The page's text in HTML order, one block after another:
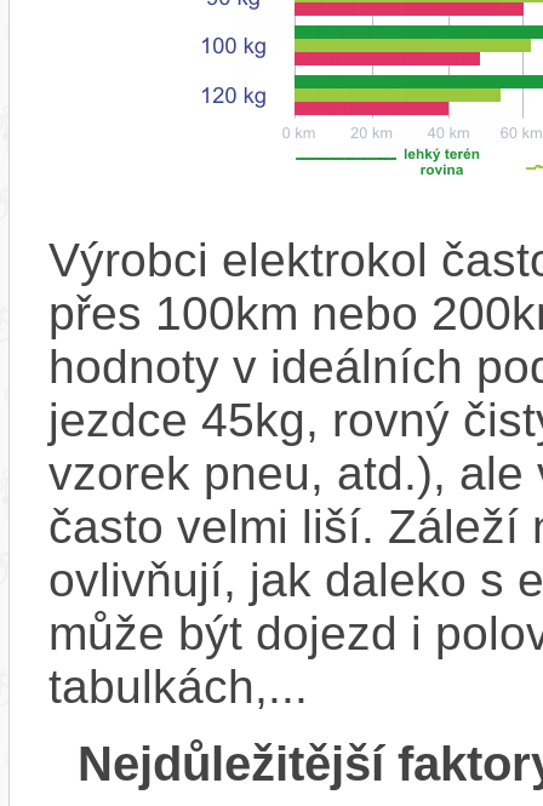
Výrobci elektrokol
přes 100km nebo
hodnoty v ideálních
jezdce 45kg, rovný
vzorek pneu, atd.),
často velmi liší. Záleží
ovlivňují, jak daleko s
může být dojezd i
tabulkách,...
Nejdůležitější